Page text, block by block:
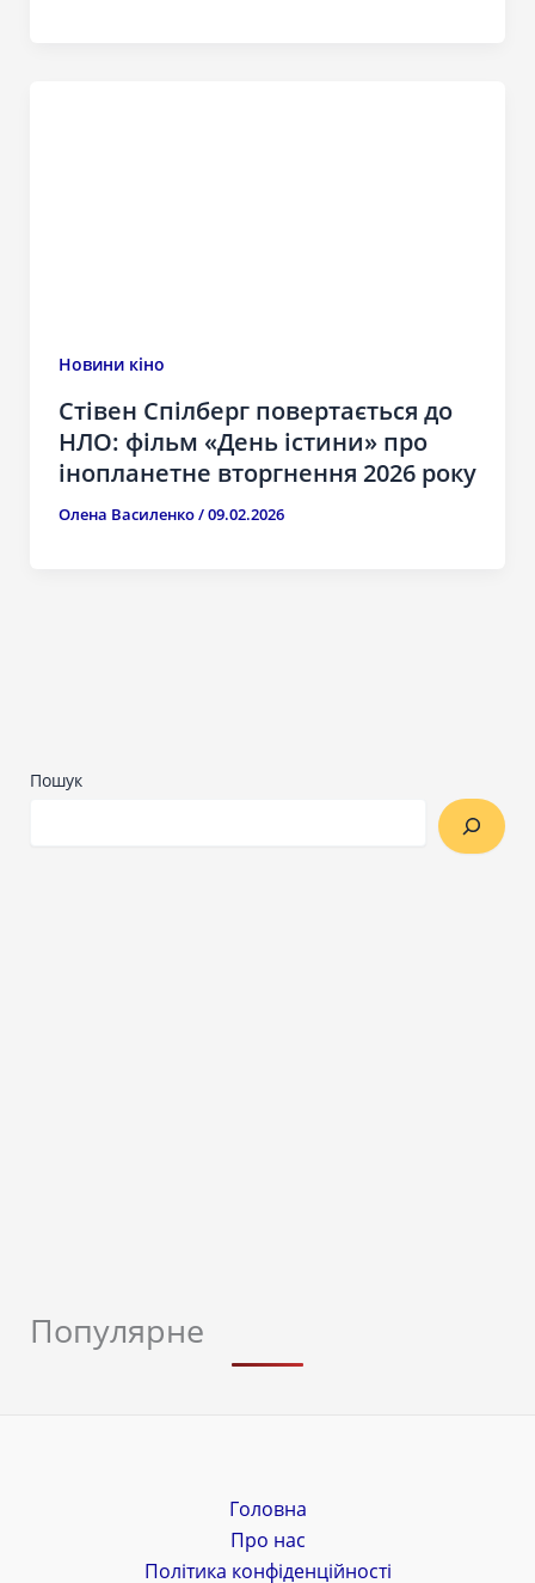
Новини кіно
Стівен Спілберг повертається до
НЛО: фільм «День істини» про
інопланетне вторгнення 2026 року
Олена Василенко/09.02.2026
Пошук
Популярне
Головна
Про нас
Політика конфіденційності